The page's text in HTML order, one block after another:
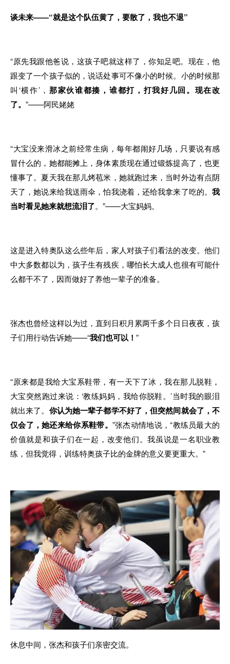
谈未来——“就是这个队伍黄了，要散了，我也不退”
“原先我跟他爸说，这孩子吧就这样了，你知足吧。现在，他
跟变了一个孩子似的，说话处事可不像小的时候。小的时候那
叫‘横作’，那家伙谁都揍，谁都打，打我好几回。现在改
了。 ”——阿民姥姥
“大宝没来滑冰之前经常生病，每年都闹好几场，只要说有感
冒什么的，她都能摊上，身体素质现在通过锻炼提高了，也更
懂事了。夏天我在那儿烤苞米，她就跑过来，当时外边有点阴
天了，她说来给我送雨伞，怕我浇着，还给我拿来了吃的。 我
当时看见她来就想流泪了。”——大宝妈妈。
这是进入特奥队这么些年后，家人对孩子们看法的改变。他们
中大多数都以为，孩子生有残疾，哪怕长大成人也很有可能什
么都干不了，因而做好了养他一辈子的准备。
张杰也曾经这样以为过，直到日积月累两千多个日日夜夜，孩
子们用行动告诉她——“我们也可以！ ”
“原来都是我给大宝系鞋带，有一天下了冰，我在那儿脱鞋，
大宝突然跑过来说：‘教练妈妈，我给你脱鞋。’当时我的眼泪
就出来了。 你认为她一辈子都学不好了，但突然间就会了，不
仅会了，她还来给你系鞋带。 ”张杰动情地说，“教练员最大的
价值就是和孩子们在一起，改变他们。我虽说是一名职业教
练，但我觉得，训练特奥孩子比的金牌的意义要更重大。”
休息中间，张杰和孩子们亲密交流。